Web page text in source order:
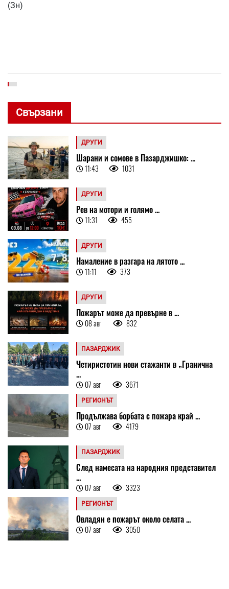
(Зн)
Свързани
ДРУГИ
Шарани и сомове в Пазарджишко: ...
11:43 1031
ДРУГИ
Рев на мотори и голямо ...
11:31 455
ДРУГИ
Намаление в разгара на лятото ...
11:11 373
ДРУГИ
Пожарът може да превърне в ...
08 авг 832
ПАЗАРДЖИК
Четиристотин нови стажанти в „Гранична
...
07 авг 3671
РЕГИОНЪТ
Продължава борбата с пожара край ...
07 авг 4179
ПАЗАРДЖИК
След намесата на народния представител
...
07 авг 3323
РЕГИОНЪТ
Овладян е пожарът около селата ...
07 авг 3050